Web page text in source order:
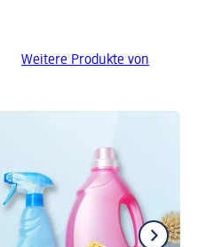
Weitere Produkte von